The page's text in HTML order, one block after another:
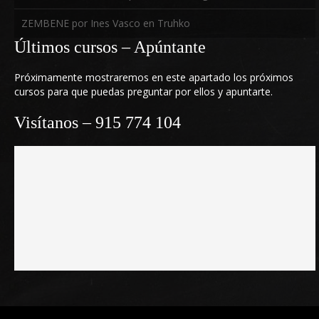
ZEMBENE por Ines Vasco en Truhko
Últimos cursos – Apúntante
Próximamente mostraremos en este apartado los próximos
cursos para que puedas preguntar por ellos y apuntarte.
Visítanos – 915 774 104